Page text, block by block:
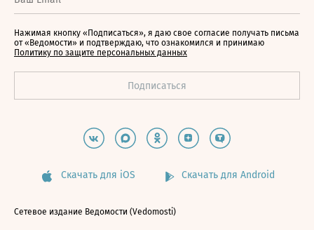
Нажимая кнопку «Подписаться», я даю свое согласие получать письма
от «Ведомости» и подтверждаю, что ознакомился и принимаю
Политику по защите персональных данных
Скачать для iOS Скачать для Android
Сетевое издание Ведомости (Vedomosti)